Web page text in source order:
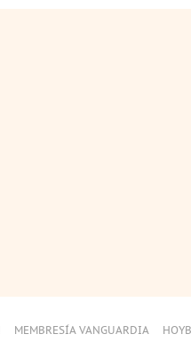
MEMBRESÍA VANGUARDIA